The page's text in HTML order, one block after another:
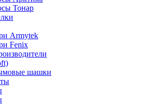
Тонар
Armytek
Fenix
шашки